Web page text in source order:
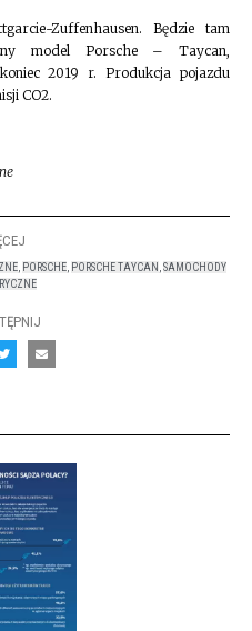
Zuffenhausen. Będzie tam
model Porsche – Taycan,
2019 r. Produkcja pojazdu
CO2.
PORSCHE PORSCHE TAYCAN SAMOCHODY